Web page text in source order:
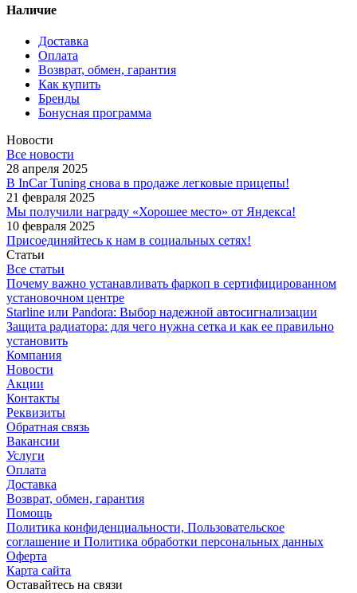
Наличие
Доставка
Оплата
Возврат, обмен, гарантия
Как купить
Бренды
Бонусная программа
Новости
Все новости
28 апреля 2025
В InCar Tuning снова в продаже легковые прицепы!
21 февраля 2025
Мы получили награду «Хорошее место» от Яндекса!
10 февраля 2025
Присоединяйтесь к нам в социальных сетях!
Статьи
Все статьи
Почему важно устанавливать фаркоп в сертифицированном
установочном центре
Starline или Pandora: Выбор надежной автосигнализации
Защита радиатора: для чего нужна сетка и как ее правильно
установить
Компания
Новости
Акции
Контакты
Реквизиты
Обратная связь
Вакансии
Услуги
Оплата
Доставка
Возврат, обмен, гарантия
Помощь
Политика конфиденциальности, Пользовательское
соглашение и Политика обработки персональных данных
Оферта
Карта сайта
Оставайтесь на связи